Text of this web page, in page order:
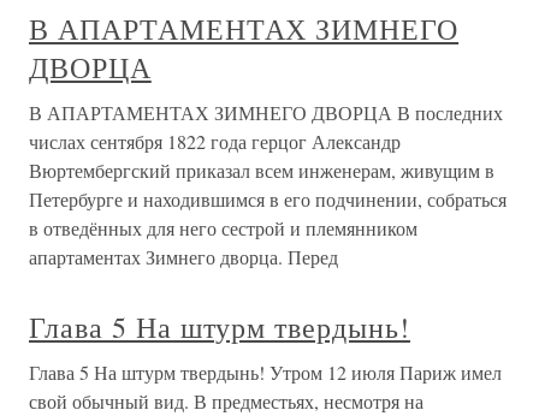
В АПАРТАМЕНТАХ ЗИМНЕГО
ДВОРЦА
В АПАРТАМЕНТАХ ЗИМНЕГО ДВОРЦА В последних
числах сентября 1822 года герцог Александр
Вюртембергский приказал всем инженерам, живущим в
Петербурге и находившимся в его подчинении, собраться
в отведённых для него сестрой и племянником
апартаментах Зимнего дворца. Перед
Глава 5 На штурм твердынь!
Глава 5 На штурм твердынь! Утром 12 июля Париж имел
свой обычный вид. В предместьях, несмотря на